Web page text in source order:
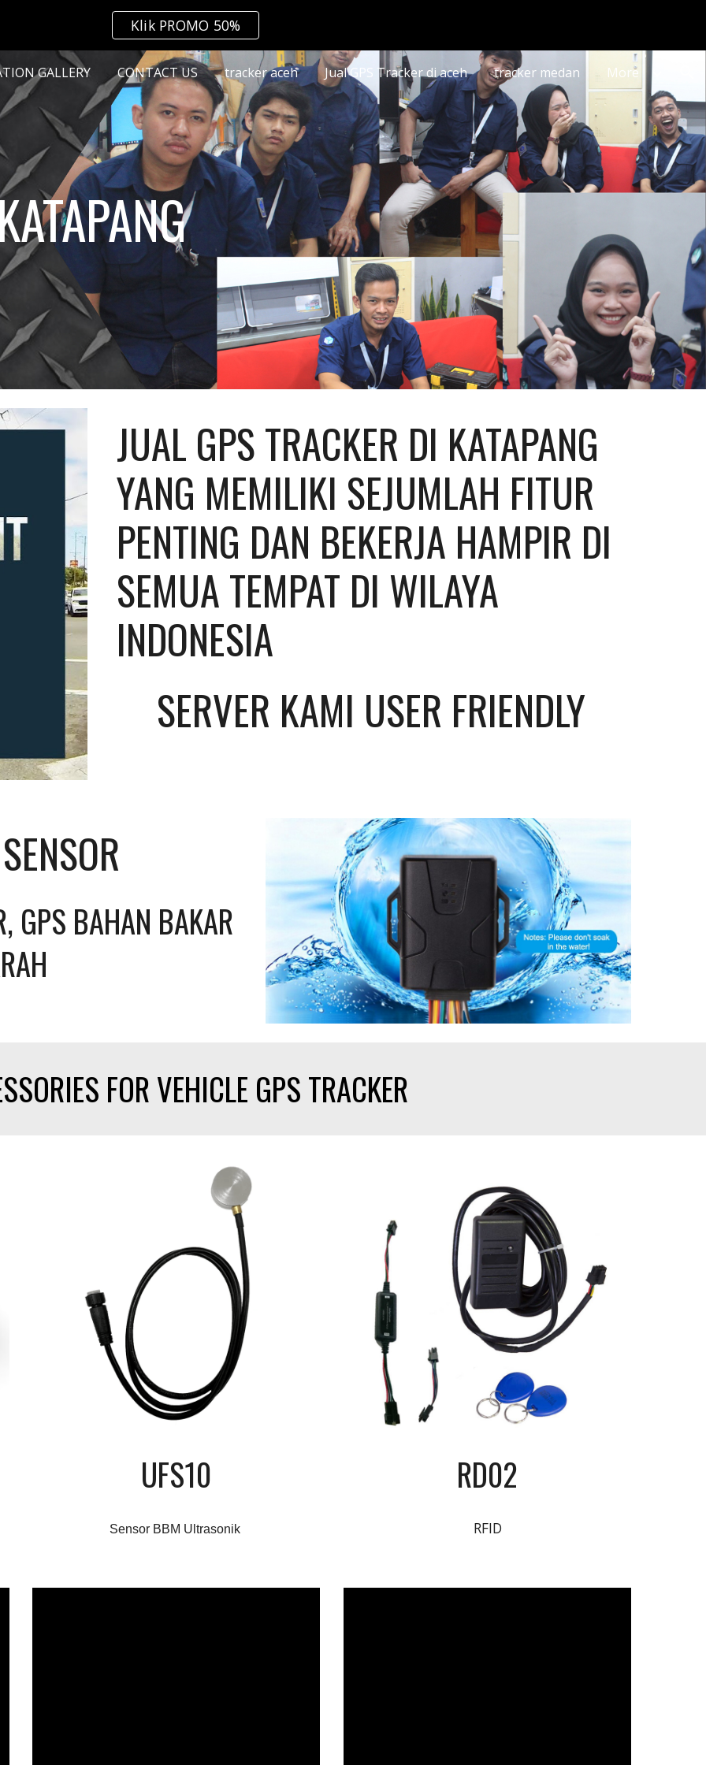
Klik PROMO 50%
GALLERY CONTACT US tracker aceh Jual GPS Tracker di aceh tracker medan More
JUAL GPS TRACKER DI KATAPANG
YANG MEMILIKI SEJUMLAH FITUR
PENTING DAN BEKERJA HAMPIR DI
SEMUA TEMPAT DI WILAYA
INDONESIA
SERVER KAMI USER FRIENDLY
GPS BAHAN BAKAR
FOR VEHICLE GPS TRACKER
UFS10
Sensor BBM Ultrasonik
RD02
RFID